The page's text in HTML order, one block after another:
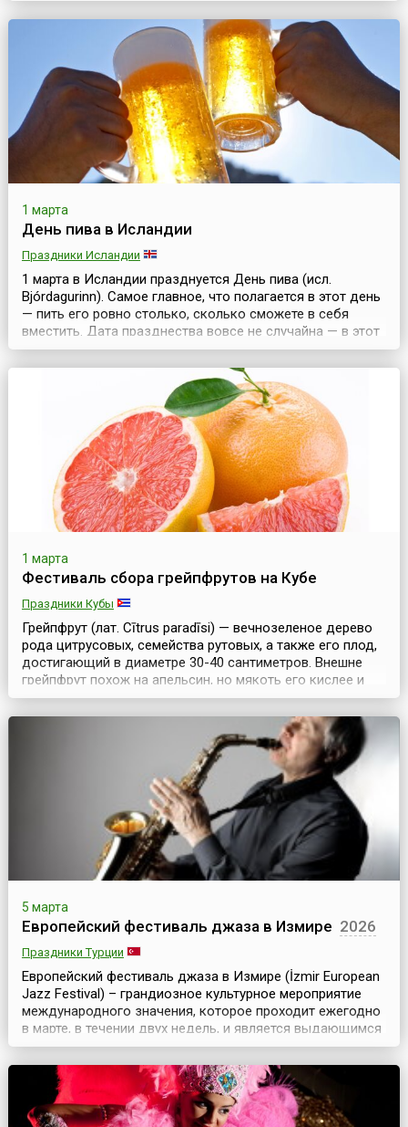
валлийцы, но и жители других стран, предки которых
жили в Уэльсе. В Нью-Йорке (США) небоскреб Эмпайр
Стейт Билдинг будет подсвечен в зелено-красно-бел...
1 марта
День пива в Исландии
Праздники Исландии
1 марта в Исландии празднуется День пива (исл.
Bjórdagurinn). Самое главное, что полагается в этот день
— пить его ровно столько, сколько сможете в себя
вместить. Дата празднества вовсе не случайна — в этот
день отмечают принятие закона о крепком пиве,
который действует в Исландии с 1989 года. Этим актом
был отменен «сухой закон», действовавший в стране в
течение 75 лет. День пива празднуе...
1 марта
Фестиваль сбора грейпфрутов на Кубе
Праздники Кубы
Грейпфрут (лат. Cītrus paradīsi) — вечнозеленое дерево
рода цитрусовых, семейства рутовых, а также его плод,
достигающий в диаметре 30-40 сантиметров. Внешне
грейпфрут похож на апельсин, но мякоть его кислее и
имеет привкус горечи. Несмотря на это, грейпфрут
безоговорочно отнесен к диетическим плодам.
Предположительно, грейпфрут является результатом
природной гибридизации апельсинов и помело. ...
5 марта
Европейский фестиваль джаза в Измире 2026
Праздники Турции
Европейский фестиваль джаза в Измире (İzmir European
Jazz Festival) – грандиозное культурное мероприятие
международного значения, которое проходит ежегодно
в марте, в течении двух недель, и является выдающимся
событием, как для самого города-курорта Измира, так и
для Турции в целом. Фестиваль был организован
Измирским фондом культуры, искусства и образования
(IKSEV) в 1994 году и вот уже более...